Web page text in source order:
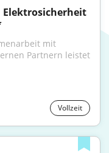
Elektrosicherheit
mit
Partnern leistet
Vollzeit